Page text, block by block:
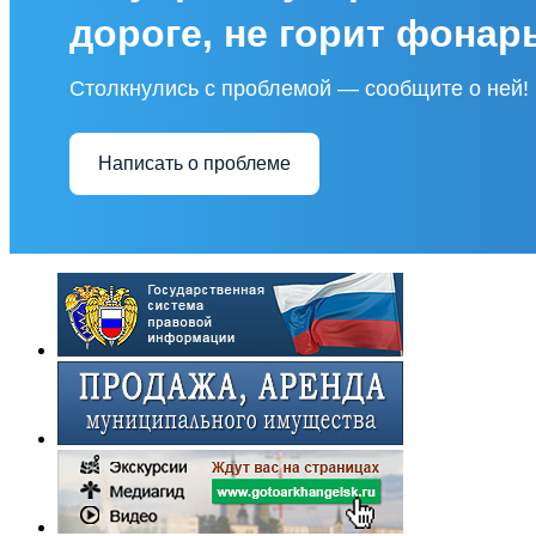
дороге, не горит
Столкнулись с проблемой — сообщите о ней!
Написать о проблеме